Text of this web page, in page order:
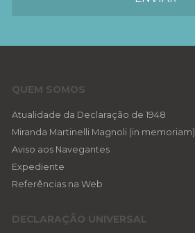
QUEM SOMOS
Atualidade da Declaração de 1948
Miranda Martinelli Magnoli (in memoriam)
Aviso aos Navegantes
Expediente
Referências na Web
DECLARAÇÃO UNIVERSAL